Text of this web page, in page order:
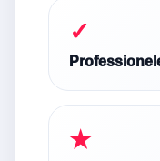
✓
★